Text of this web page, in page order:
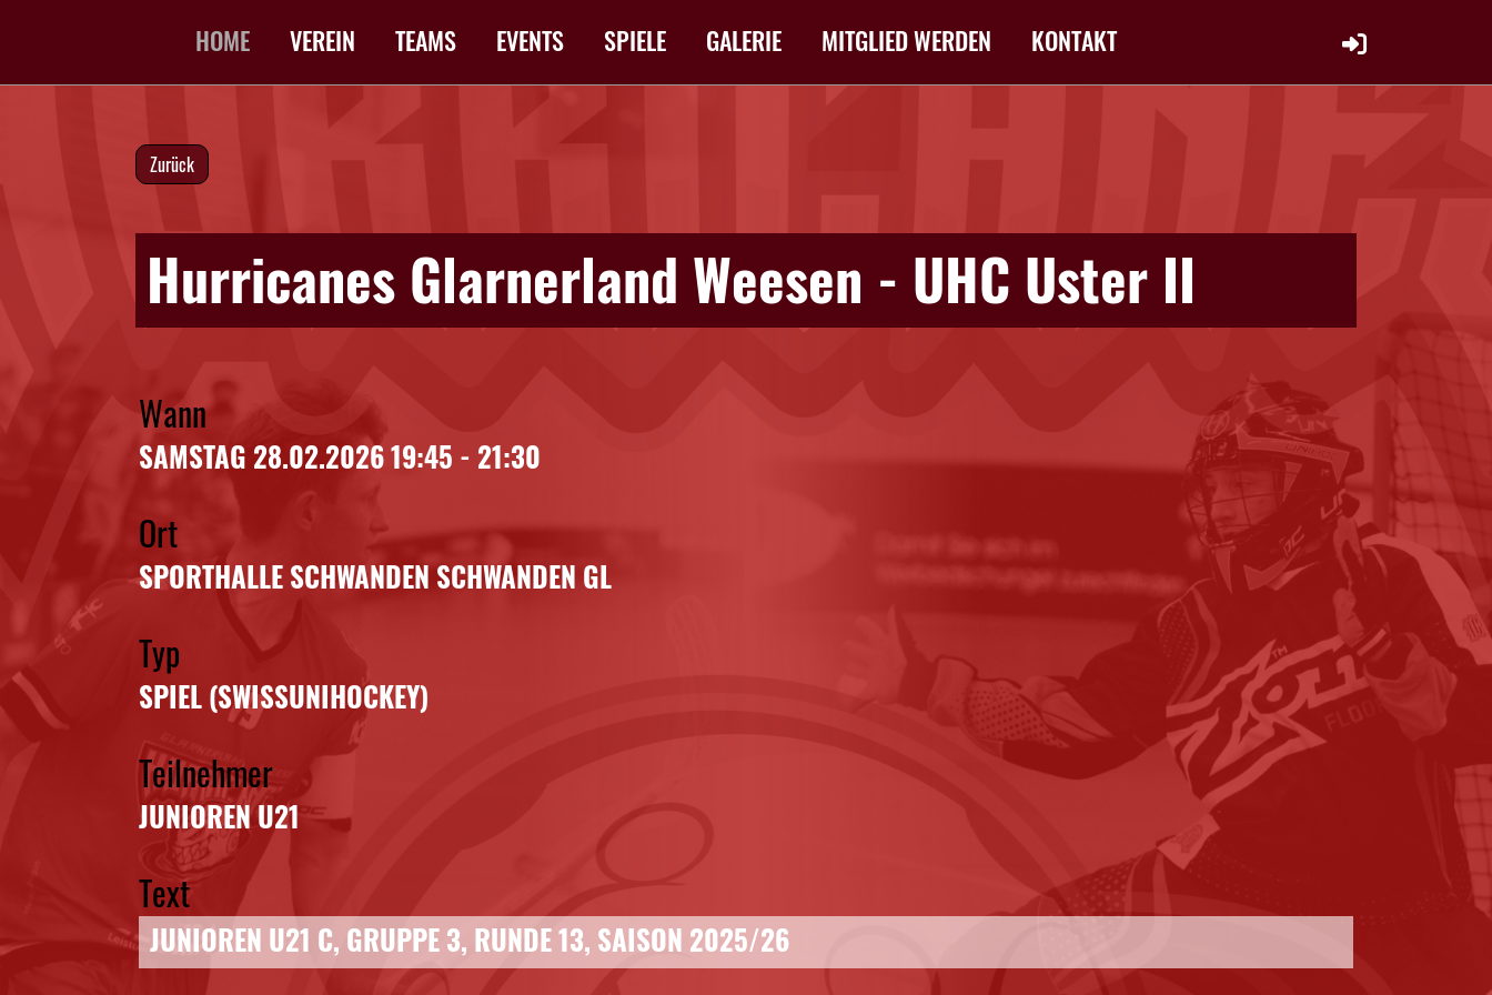
HOME VEREIN TEAMS EVENTS SPIELE GALERIE MITGLIED WERDEN KONTAKT
Zurück
Hurricanes Glarnerland Weesen - UHC Uster II
Wann
SAMSTAG 28.02.2026 19:45 - 21:30
Ort
SPORTHALLE SCHWANDEN SCHWANDEN GL
Typ
SPIEL (SWISSUNIHOCKEY)
Teilnehmer
JUNIOREN U21
Text
JUNIOREN U21 C, GRUPPE 3, RUNDE 13, SAISON 2025/26